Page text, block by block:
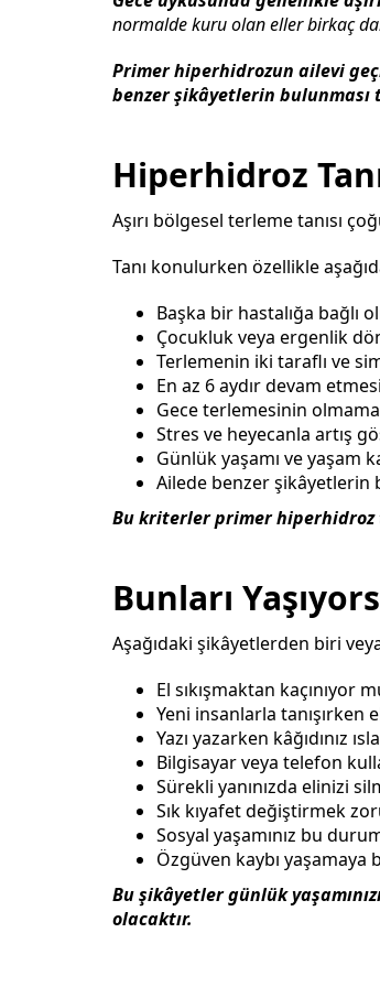
normalde kuru olan eller birkaç
Primer hiperhidrozun ailevi
benzer şikâyetlerin
Hiperhidroz
Aşırı bölgesel terleme tanısı
Tanı konulurken özellikle
Başka bir hastalığa bağlı
Çocukluk veya ergenlik
Terlemenin iki taraflı ve
En az 6 aydır devam etmesi
Gece terlemesinin
Stres ve heyecanla artış
Günlük yaşamı ve yaşam
Ailede benzer şikâyetlerin
Bu kriterler primer hiperhidroz
Bunları
Aşağıdaki şikâyetlerden biri
El sıkışmaktan kaçınıyor
Yeni insanlarla tanışırken
Yazı yazarken kâğıdınız
Bilgisayar veya telefon
Sürekli yanınızda elinizi
Sık kıyafet değiştirmek
Sosyal yaşamınız bu
Özgüven kaybı yaşamaya
Bu şikâyetler günlük
olacaktır.